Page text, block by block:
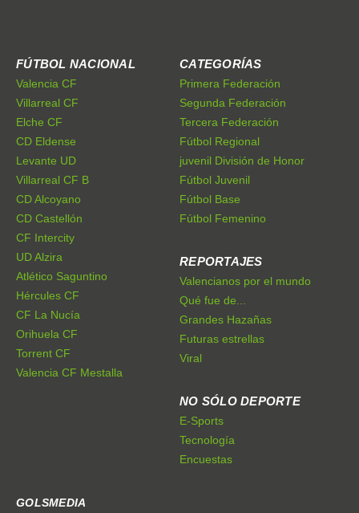
FÚTBOL NACIONAL
Valencia CF
Villarreal CF
Elche CF
CD Eldense
Levante UD
Villarreal CF B
CD Alcoyano
CD Castellón
CF Intercity
UD Alzira
Atlético Saguntino
Hércules CF
CF La Nucía
Orihuela CF
Torrent CF
Valencia CF Mestalla
CATEGORÍAS
Primera Federación
Segunda Federación
Tercera Federación
Fútbol Regional
juvenil División de Honor
Fútbol Juvenil
Fútbol Base
Fútbol Femenino
REPORTAJES
Valencianos por el mundo
Qué fue de...
Grandes Hazañas
Futuras estrellas
Viral
NO SÓLO DEPORTE
E-Sports
Tecnología
Encuestas
GOLSMEDIA